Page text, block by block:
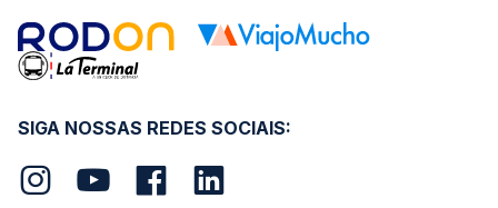
SIGA NOSSAS REDES SOCIAIS: